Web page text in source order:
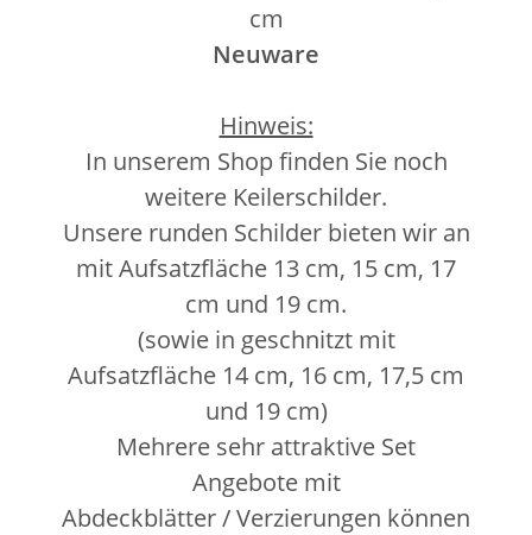
cm
Neuware
Hinweis:
In unserem Shop finden Sie noch
weitere Keilerschilder.
Unsere runden Schilder bieten wir an
mit Aufsatzfläche 13 cm, 15 cm, 17
cm und 19 cm.
(sowie in geschnitzt mit
Aufsatzfläche 14 cm, 16 cm, 17,5 cm
und 19 cm)
Mehrere sehr attraktive Set
Angebote mit
Abdeckblätter / Verzierungen können